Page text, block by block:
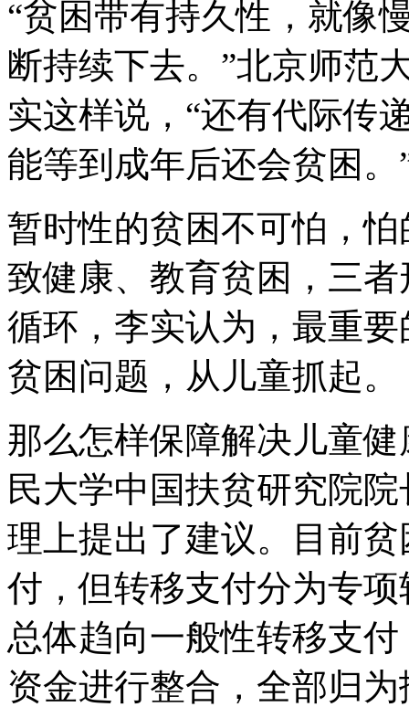
“贫困带有持久性，就像
断持续下去。”北京师范
实这样说，“还有代际传
能等到成年后还会贫困。
暂时性的贫困不可怕，
致健康、教育贫困，三
循环，李实认为，最重
贫困问题，从儿童抓起。
那么怎样保障解决儿童
民大学中国扶贫研究院
理上提出了建议。目前
付，但转移支付分为专
总体趋向一般性转移支
资金进行整合，全部归